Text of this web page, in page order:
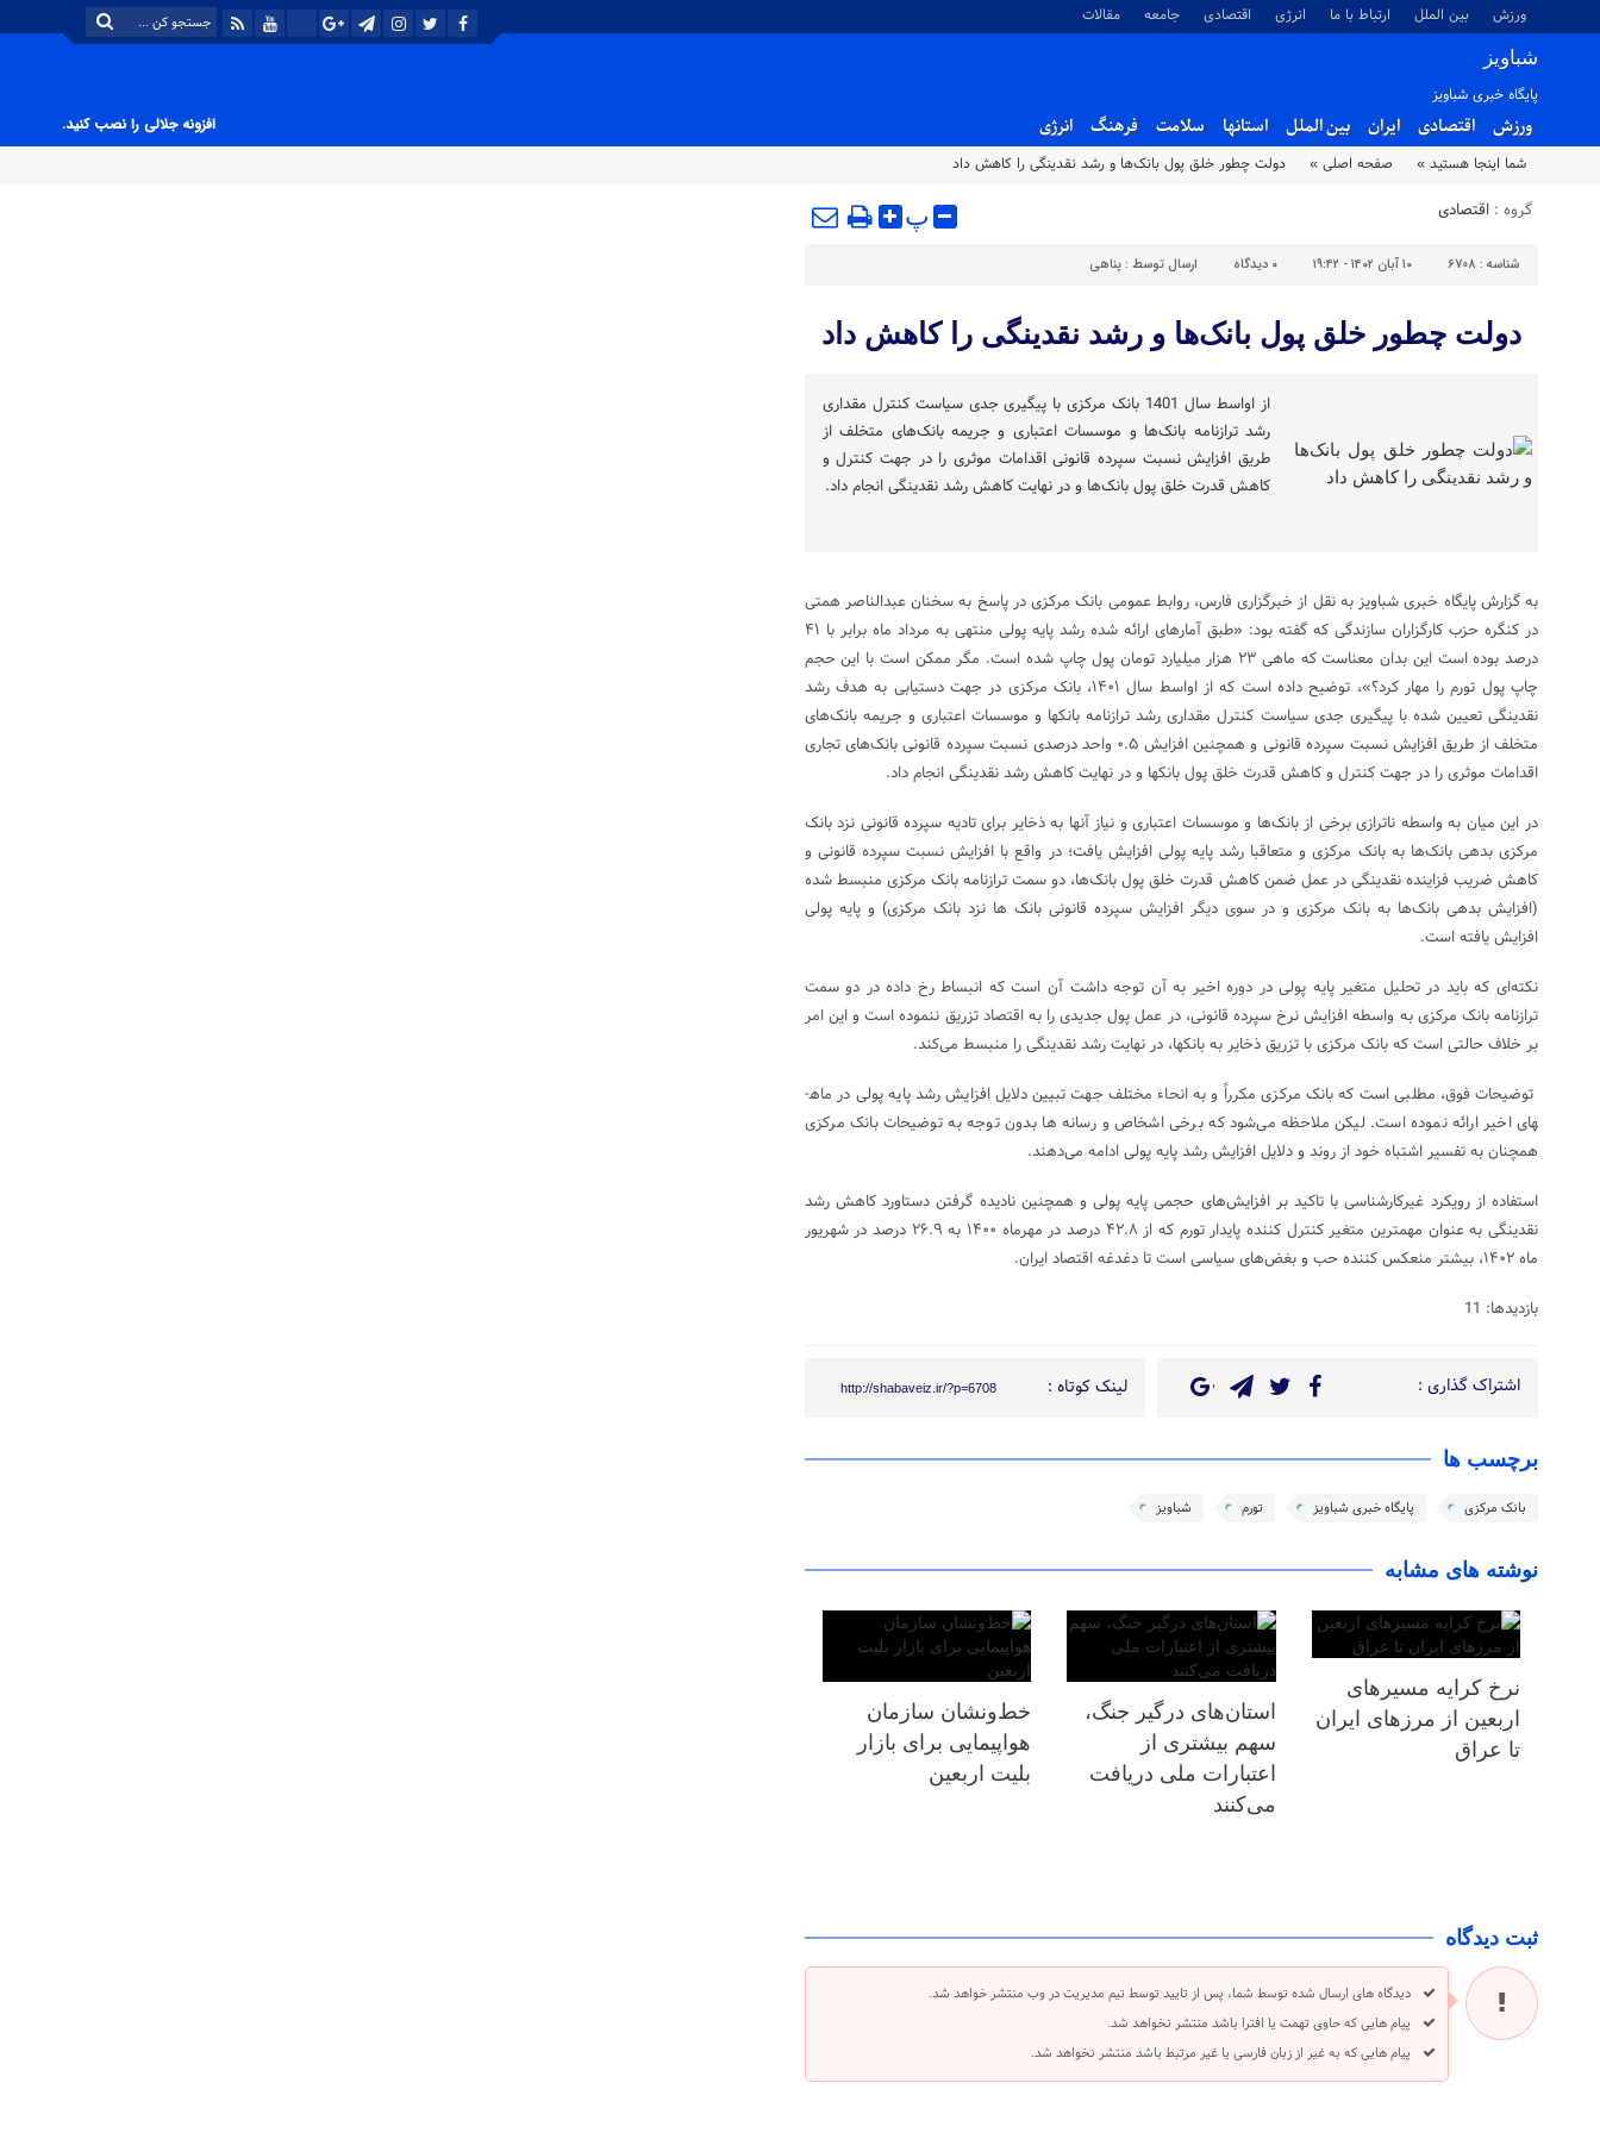
ورزش بین الملل ارتباط با ما انرژی اقتصادی جامعه مقالات
شباویز
پایگاه خبری شباویز
ورزش اقتصادی ایران بین الملل استانها سلامت فرهنگ انرژی افزونه جلالی را نصب کنید.
شما اینجا هستید » صفحه اصلی » دولت چطور‌ خلق پول بانک‌ها و‌ رشد نقدینگی را کاهش داد
گروه : اقتصادی پ
شناسه : 6708 ۱۰ آبان ۱۴۰۲ - ۱۹:۴۲ ۰ دیدگاه ارسال توسط : پناهی
دولت چطور‌ خلق پول بانک‌ها و‌ رشد نقدینگی را کاهش داد
از اواسط سال 1401 بانک مرکزی با پیگیری جدی سیاست کنترل مقداری
رشد ترازنامه بانک‌ها و موسسات اعتباری و جریمه بانک‌های متخلف از
طریق افزایش نسبت سپرده قانونی اقدامات موثری را در جهت کنترل و
کاهش قدرت خلق پول بانک‌ها و در نهایت کاهش رشد نقدینگی انجام داد.
به گزارش پایگاه خبری شباویز به نقل از خبرگزاری فارس، روابط عمومی بانک مرکزی در پاسخ به سخنان عبدالناصر همتی
در کنگره حزب کارگزاران سازندگی که گفته بود: «طبق آمارهای ارائه شده رشد پایه پولی منتهی به مرداد ماه برابر با ۴۱
درصد بوده است این بدان معناست که ماهی ۲۳ هزار میلیارد تومان پول چاپ شده است. مگر ممکن است با این حجم
چاپ پول تورم را مهار کرد؟»، توضیح داده است که ‌از اواسط سال ۱۴۰۱، بانک مرکزی در جهت دستیابی به هدف رشد
نقدینگی تعیین شده با پیگیری جدی سیاست کنترل مقداری رشد ترازنامه بانکها و موسسات اعتباری و جریمه بانک‌های
متخلف از طریق افزایش نسبت سپرده قانونی و همچنین افزایش ۰.۵ واحد درصدی نسبت سپرده قانونی بانک‌های تجاری
اقدامات موثری را در جهت کنترل و کاهش قدرت خلق پول بانکها و در نهایت کاهش رشد نقدینگی انجام داد.
در این میان به واسطه ناترازی برخی از بانک‌ها و موسسات اعتباری و نیاز آنها به ذخایر برای تادیه سپرده قانونی نزد بانک
مرکزی بدهی بانک‌ها به بانک مرکزی و متعاقبا رشد پایه پولی افزایش یافت؛ در واقع با افزایش نسبت سپرده قانونی و
کاهش ضریب فزاینده نقدینگی در عمل ضمن کاهش قدرت خلق پول بانک‌ها، دو سمت ترازنامه بانک مرکزی منبسط شده
(افزایش بدهی بانک‌ها به بانک مرکزی و در سوی دیگر افزایش سپرده قانونی بانک ها نزد بانک مرکزی) و پایه پولی
افزایش یافته است.
نکته­‌ای که باید در تحلیل متغیر پایه پولی در دوره اخیر به آن توجه داشت آن است که انبساط رخ داده در دو سمت
ترازنامه بانک مرکزی به واسطه افزایش نرخ سپرده قانونی، در عمل پول جدیدی را به اقتصاد تزریق ننموده است و این امر
بر خلاف حالتی است که بانک مرکزی با تزریق ذخایر به بانکها، در نهایت رشد نقدینگی را منبسط می‌کند.
توضیحات فوق، مطلبی است که بانک مرکزی مکرراً و به انحاء مختلف جهت تبیین دلایل افزایش رشد پایه پولی در ماه­
های اخیر ارائه نموده است. لیکن ملاحظه می­‌شود که برخی اشخاص و رسانه­ ها بدون توجه به توضیحات بانک مرکزی
همچنان به تفسیر اشتباه خود از روند و دلایل افزایش رشد پایه پولی ادامه می­‌دهند.
استفاده از رویکرد غیرکارشناسی با تاکید بر افزایش‌های حجمی پایه پولی و همچنین نادیده گرفتن دستاورد کاهش رشد
نقدینگی به عنوان مهمترین متغیر کنترل کننده پایدار تورم که از ۴۲.۸ درصد در مهرماه ۱۴۰۰ به ۲۶.۹ درصد در شهریور
ماه ۱۴۰۲، بیشتر منعکس کننده حب و بغض­‌های سیاسی است تا دغدغه­ اقتصاد ایران.
بازدیدها: 11
اشتراک گذاری : لینک کوتاه : http://shabaveiz.ir/?p=6708
برچسب ها
بانک مرکزی پایگاه خبری شباویز تورم شباویز
نوشته های مشابه
نرخ کرایه مسیرهای
اربعین از مرزهای ایران
تا عراق
استان‌های درگیر جنگ،
سهم بیشتری از
اعتبارات ملی دریافت
می‌کنند
خط‌ونشان سازمان
هواپیمایی برای بازار
بلیت اربعین
ثبت دیدگاه
دیدگاه های ارسال شده توسط شما، پس از تایید توسط تیم مدیریت در وب منتشر خواهد شد.
پیام هایی که حاوی تهمت یا افترا باشد منتشر نخواهد شد.
پیام هایی که به غیر از زبان فارسی یا غیر مرتبط باشد منتشر نخواهد شد.